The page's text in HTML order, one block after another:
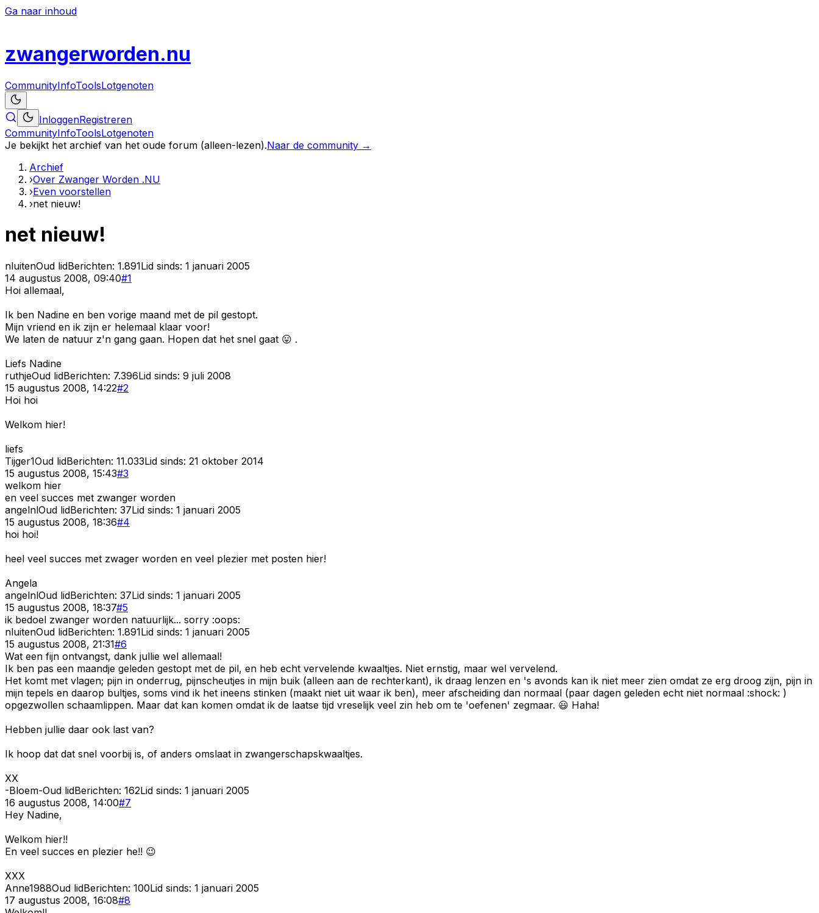
Ga naar inhoud
zwangerworden.nu
CommunityInfoToolsLotgenoten
InloggenRegistreren
CommunityInfoToolsLotgenoten
Je bekijkt het archief van het oude forum (alleen-lezen).Naar de community →
Archief
›Over Zwanger Worden .NU
›Even voorstellen
›net nieuw!
net nieuw!
nluitenOud lidBerichten: 1.891Lid sinds: 1 januari 2005
14 augustus 2008, 09:40#1
Hoi allemaal,
Ik ben Nadine en ben vorige maand met de pil gestopt.
Mijn vriend en ik zijn er helemaal klaar voor!
We laten de natuur z'n gang gaan. Hopen dat het snel gaat 😛 .
Liefs Nadine
ruthjeOud lidBerichten: 7.396Lid sinds: 9 juli 2008
15 augustus 2008, 14:22#2
Hoi hoi
Welkom hier!
liefs
Tijger1Oud lidBerichten: 11.033Lid sinds: 21 oktober 2014
15 augustus 2008, 15:43#3
welkom hier
en veel succes met zwanger worden
angelnlOud lidBerichten: 37Lid sinds: 1 januari 2005
15 augustus 2008, 18:36#4
hoi hoi!
heel veel succes met zwager worden en veel plezier met posten hier!
Angela
angelnlOud lidBerichten: 37Lid sinds: 1 januari 2005
15 augustus 2008, 18:37#5
ik bedoel zwanger worden natuurlijk... sorry :oops:
nluitenOud lidBerichten: 1.891Lid sinds: 1 januari 2005
15 augustus 2008, 21:31#6
Wat een fijn ontvangst, dank jullie wel allemaal!
Ik ben pas een maandje geleden gestopt met de pil, en heb echt vervelende kwaaltjes. Niet ernstig, maar wel vervelend.
Het komt met vlagen; pijn in onderrug, pijnscheutjes in mijn buik (alleen aan de rechterkant), ik draag lenzen en 's avonds kan ik niet meer zien omdat ze erg droog zijn, pijn in
mijn tepels en daarop bultjes, soms vind ik het ineens stinken (maakt niet uit waar ik ben), meer afscheiding dan normaal (paar dagen geleden echt niet normaal :shock: )
opgezwollen schaamlippen. Maar dat kan komen omdat ik de laatse tijd vreselijk veel zin heb om te 'oefenen' zegmaar. 😃 Haha!
Hebben jullie daar ook last van?
Ik hoop dat dat snel voorbij is, of anders omslaat in zwangerschapskwaaltjes.
XX
-Bloem-Oud lidBerichten: 162Lid sinds: 1 januari 2005
16 augustus 2008, 14:00#7
Hey Nadine,
Welkom hier!!
En veel succes en plezier he!! 😉
XXX
Anne1988Oud lidBerichten: 100Lid sinds: 1 januari 2005
17 augustus 2008, 16:08#8